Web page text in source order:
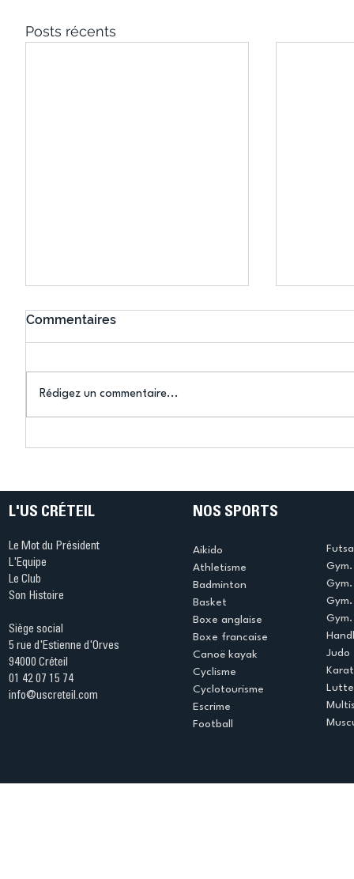
Posts récents
Commentaires
Rédigez un commentaire...
L'US CRÉTEIL
Le Mot du Président
L'Equipe
Le Club
Son Histoire
Siège social
5 rue d'Estienne d'Orves
94000 Créteil
01 42 07 15 74
info@uscreteil.com
NOS SPORTS
Aikido
Athletisme
Badminton
Basket
Boxe anglaise
Boxe francaise
Canoë kayak
Cyclisme
Cyclotourisme
Escrime
Football
Judo
Lutte